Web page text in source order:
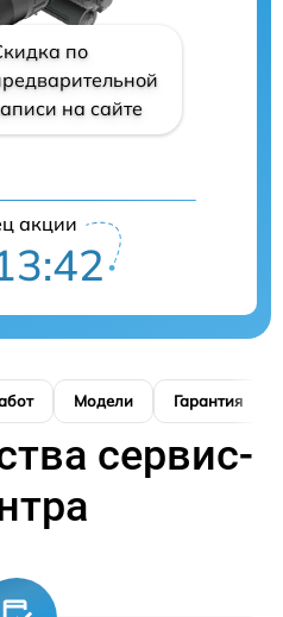
по
на сайте
акции
Модели Гарантия
сервис-